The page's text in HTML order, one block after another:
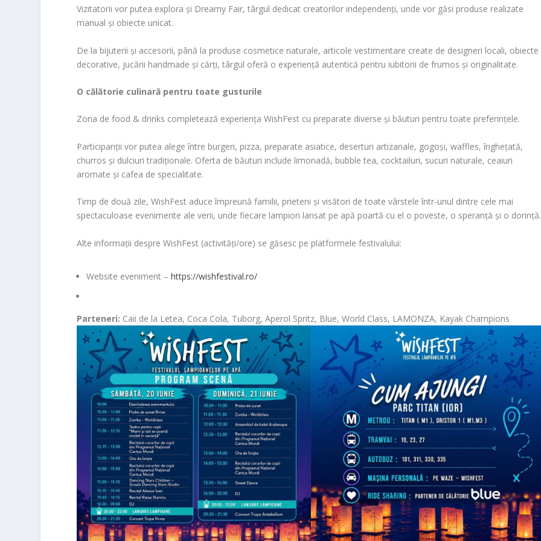
Vizitatorii vor putea explora și Dreamy Fair, târgul dedicat creatorilor independenți, unde vor găsi produse realizate
manual și obiecte unicat.
De la bijuterii și accesorii, până la produse cosmetice naturale, articole vestimentare create de designeri locali, obiecte
decorative, jucării handmade și cărți, târgul oferă o experiență autentică pentru iubitorii de frumos și originalitate.
O călătorie culinară pentru toate gusturile
Zona de food & drinks completează experiența WishFest cu preparate diverse și băuturi pentru toate preferințele.
Participanții vor putea alege între burgeri, pizza, preparate asiatice, deserturi artizanale, gogoși, waffles, înghețată,
churros și dulciuri tradiționale. Oferta de băuturi include limonadă, bubble tea, cocktailuri, sucuri naturale, ceaiuri
aromate și cafea de specialitate.
Timp de două zile, WishFest aduce împreună familii, prieteni și visători de toate vârstele într-unul dintre cele mai
spectaculoase evenimente ale verii, unde fiecare lampion lansat pe apă poartă cu el o poveste, o speranță și o dorință.
Alte informații despre WishFest (activități/ore) se găsesc pe platformele festivalului:
Website eveniment –https://wishfestival.ro/
Parteneri: Caii de la Letea, Coca Cola, Tuborg, Aperol Spritz, Blue, World Class, LAMONZA, Kayak Champions